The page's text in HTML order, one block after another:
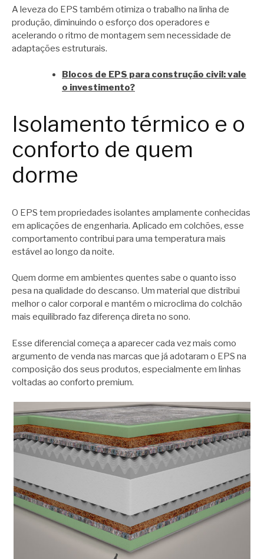
A leveza do EPS também otimiza o trabalho na linha de
produção, diminuindo o esforço dos operadores e
acelerando o ritmo de montagem sem necessidade de
adaptações estruturais.
Blocos de EPS para construção civil: vale
o investimento?
Isolamento térmico e o
conforto de quem
dorme
O EPS tem propriedades isolantes amplamente conhecidas
em aplicações de engenharia. Aplicado em colchões, esse
comportamento contribui para uma temperatura mais
estável ao longo da noite.
Quem dorme em ambientes quentes sabe o quanto isso
pesa na qualidade do descanso. Um material que distribui
melhor o calor corporal e mantém o microclima do colchão
mais equilibrado faz diferença direta no sono.
Esse diferencial começa a aparecer cada vez mais como
argumento de venda nas marcas que já adotaram o EPS na
composição dos seus produtos, especialmente em linhas
voltadas ao conforto premium.